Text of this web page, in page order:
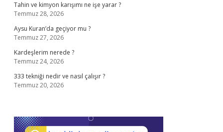
Tahin ve kimyon karışımı ne işe yarar ?
Temmuz 28, 2026
Aysu Kuran’da geçiyor mu ?
Temmuz 27, 2026
Kardeşlerim nerede ?
Temmuz 24, 2026
333 tekniği nedir ve nasıl çalışır ?
Temmuz 20, 2026